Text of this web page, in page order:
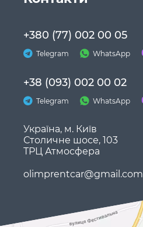
+380 (77) 002 00 05
Telegram WhatsApp
+38 (093) 002 00 02
Telegram WhatsApp
Україна, м. Київ
Столичне шосе, 103
ТРЦ Атмосфера
olimprentcar@gmail.com